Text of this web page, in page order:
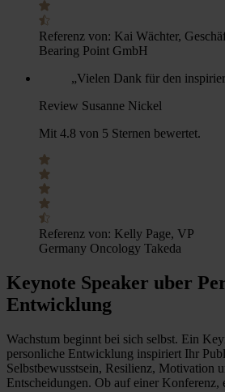
Referenz von: Kai Wächter,
Bearing Point GmbH
„Vielen Dank für den
Review Susanne Nickel
Mit 4.8 von 5 Sternen bewertet.
Referenz von: Kelly Page, VP
Germany Oncology Takeda
Keynote Speaker uber
Entwicklung
Wachstum beginnt bei sich selbst. Ein
personliche Entwicklung inspiriert Ihr
Selbstbewusstsein, Resilienz, Motivation
Entscheidungen. Ob auf einer Konferenz,